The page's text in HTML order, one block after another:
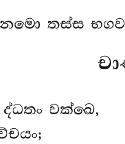
නමො තස්ස
ද්ධතං වක්ඛෙ,